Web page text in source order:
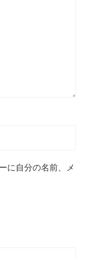
に自分の名前、メ